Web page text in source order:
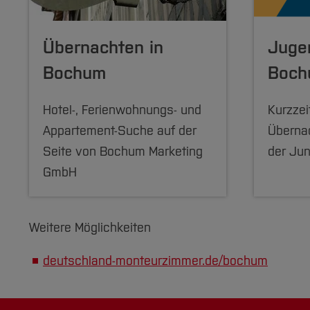
Baugenossenschaft Bochum eG
Gemeinnützige Baugenossenschaft 1924
Wohnungsbaugenossenschaft
Gemeinnützige Wohngenossenschaft
Hattinger Wohnstätten eG
Dortmunder Gemeinnützige
WSG Wohnungs- und Siedlungs-GmbH
Übernachten in
Bochum
Hotel-, Ferien­wohnungs- und
Appartement-Suche auf der
Seite von Bochum Marketing
GmbH
der
Weitere Möglichkeiten
deutschland-monteurzimmer.de/bochum